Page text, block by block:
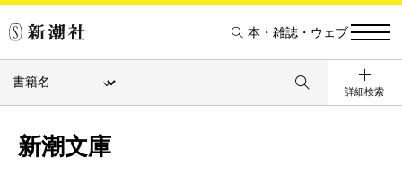
本・雑誌・ウェブ
詳細検索
新潮文庫